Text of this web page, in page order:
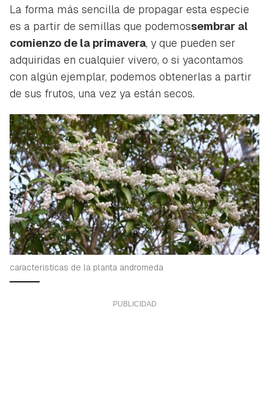
La forma más sencilla de propagar esta especie
es a partir de semillas que podemossembrar al
comienzo de la primavera, y que pueden ser
adquiridas en cualquier vivero, o si yacontamos
con algún ejemplar, podemos obtenerlas a partir
de sus frutos, una vez ya están secos.
caracteristicas de la planta andromeda